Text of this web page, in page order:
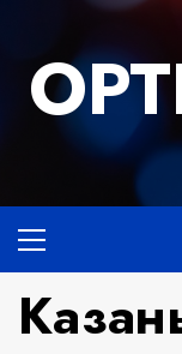
содержимому
меню